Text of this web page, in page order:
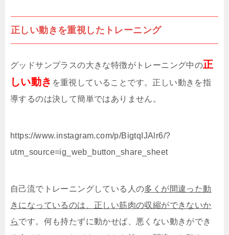
正しい動きを重視したトレーニング
グッドサンプラスの大きな特徴がトレーニング中の正
しい動き を重視していることです。正しい動きを指
導するのは決して簡単ではありません。
https://www.instagram.com/p/BigtqIJAlr6/?
utm_source=ig_web_button_share_sheet
自己流でトレーニングしている人の多くが間違った動
きになっているのは、正しい筋肉の収縮ができないか
らです。何も持たずに動かせば、悪くない動きができ